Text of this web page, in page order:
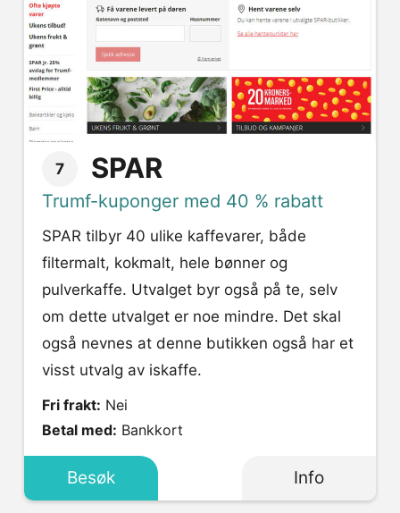
7 SPAR
Trumf-kuponger med 40 % rabatt
SPAR tilbyr 40 ulike kaffevarer, både
filtermalt, kokmalt, hele bønner og
pulverkaffe. Utvalget byr også på te, selv
om dette utvalget er noe mindre. Det skal
også nevnes at denne butikken også har et
visst utvalg av iskaffe.
Fri frakt: Nei
Betal med: Bankkort
Besøk Info